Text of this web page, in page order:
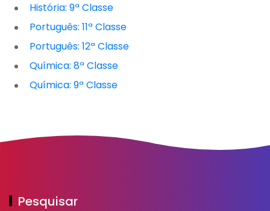
História: 9ª Classe
Português: 11ª Classe
Português: 12ª Classe
Química: 8ª Classe
Química: 9ª Classe
Pesquisar